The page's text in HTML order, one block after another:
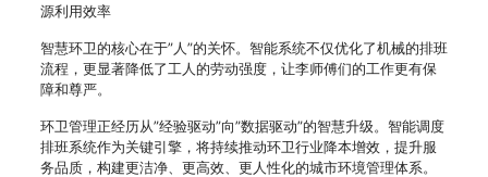
源利用效率
智慧环卫的核心在于”人”的关怀。智能系统不仅优化了机械的排班
流程，更显著降低了工人的劳动强度，让李师傅们的工作更有保
障和尊严。
环卫管理正经历从”经验驱动”向”数据驱动”的智慧升级。智能调度
排班系统作为关键引擎，将持续推动环卫行业降本增效，提升服
务品质，构建更洁净、更高效、更人性化的城市环境管理体系。